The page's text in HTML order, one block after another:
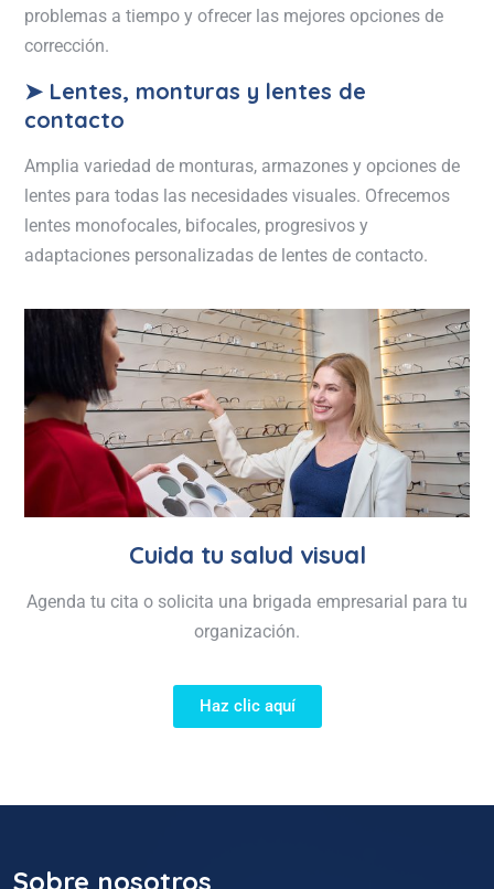
problemas a tiempo y ofrecer las mejores opciones de
corrección.
➤ Lentes, monturas y lentes de
contacto
Amplia variedad de monturas, armazones y opciones de
lentes para todas las necesidades visuales. Ofrecemos
lentes monofocales, bifocales, progresivos y
adaptaciones personalizadas de lentes de contacto.
Cuida tu salud visual
Agenda tu cita o solicita una brigada empresarial para tu
organización.
Haz clic aquí
Sobre nosotros